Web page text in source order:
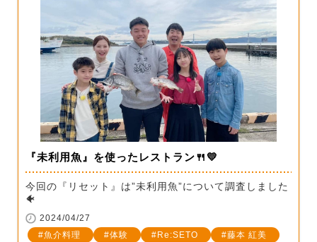
『未利用魚』を使ったレストラン🍴💛
今回の『リセット』は”未利用魚”について調査しました
🐠
2024/04/27
魚介料理
体験 Re:SETO
藤本 紅美